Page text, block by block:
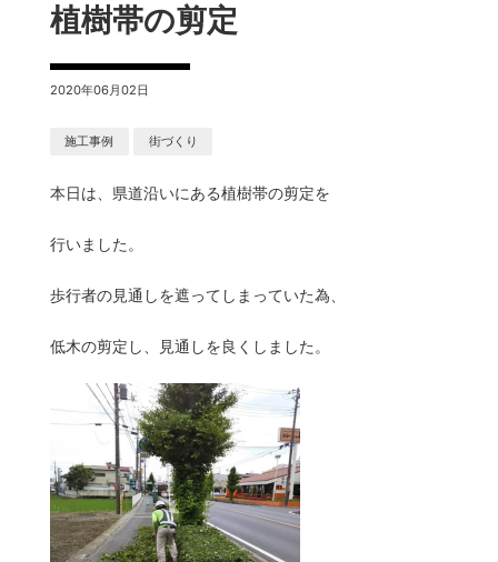
植樹帯の剪定
2020年06月02日
施工事例 街づくり
本日は、県道沿いにある植樹帯の剪定を
行いました。
歩行者の見通しを遮ってしまっていた為、
低木の剪定し、見通しを良くしました。